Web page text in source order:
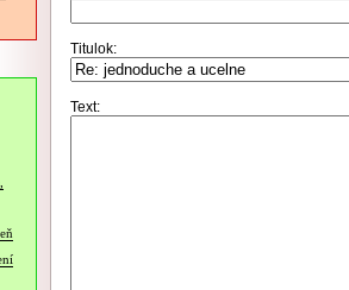
Titulok:
Text: